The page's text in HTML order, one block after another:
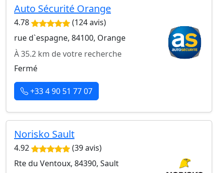
Auto Sécurité Orange
4.78
(124 avis)
rue d`espagne, 84100, Orange
À 35.2 km de votre recherche
Fermé
+33 4 90 51 77 07
Norisko Sault
4.92
(39 avis)
Rte du Ventoux, 84390, Sault